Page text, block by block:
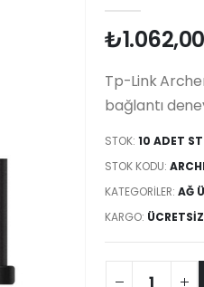
₺1.062,00
Tp-Link
bağlantı
STOK: 10 ADET
STOK KODU:
KATEGORILER: AĞ
KARGO: